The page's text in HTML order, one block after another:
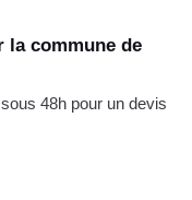
la commune de
48h pour un devis